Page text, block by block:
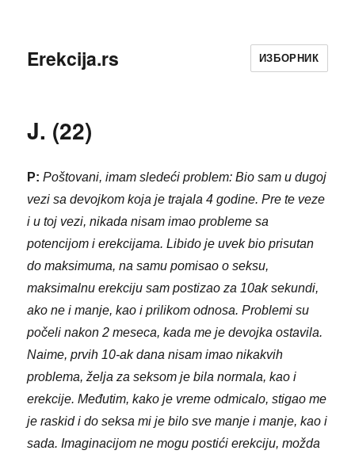
Erekcija.rs ИЗБОРНИК
J. (22)
P: Poštovani, imam sledeći problem: Bio sam u dugoj
vezi sa devojkom koja je trajala 4 godine. Pre te veze
i u toj vezi, nikada nisam imao probleme sa
potencijom i erekcijama. Libido je uvek bio prisutan
do maksimuma, na samu pomisao o seksu,
maksimalnu erekciju sam postizao za 10ak sekundi,
ako ne i manje, kao i prilikom odnosa. Problemi su
počeli nakon 2 meseca, kada me je devojka ostavila.
Naime, prvih 10-ak dana nisam imao nikakvih
problema, želja za seksom je bila normala, kao i
erekcije. Međutim, kako je vreme odmicalo, stigao me
je raskid i do seksa mi je bilo sve manje i manje, kao i
sada. Imaginacijom ne mogu postići erekciju, možda